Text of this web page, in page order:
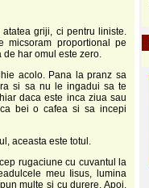
griji, ci pentru liniste.
proportional pe
har omul este zero.
acolo. Pana la pranz sa
si sa nu le ingadui sa te
daca este inca ziua sau
bei o cafea si sa incepi
aceasta este totul.
rugaciune cu cuvantul la
meu Iisus, lumina
multe si cu durere. Apoi,